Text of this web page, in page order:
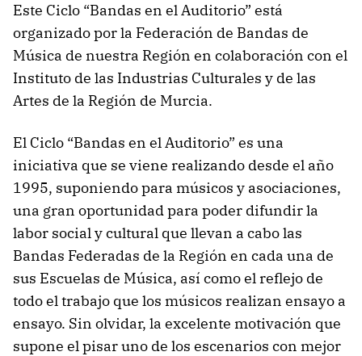
Este Ciclo “Bandas en el Auditorio” está
organizado por la Federación de Bandas de
Música de nuestra Región en colaboración con el
Instituto de las Industrias Culturales y de las
Artes de la Región de Murcia.
El Ciclo “Bandas en el Auditorio” es una
iniciativa que se viene realizando desde el año
1995, suponiendo para músicos y asociaciones,
una gran oportunidad para poder difundir la
labor social y cultural que llevan a cabo las
Bandas Federadas de la Región en cada una de
sus Escuelas de Música, así como el reflejo de
todo el trabajo que los músicos realizan ensayo a
ensayo. Sin olvidar, la excelente motivación que
supone el pisar uno de los escenarios con mejor